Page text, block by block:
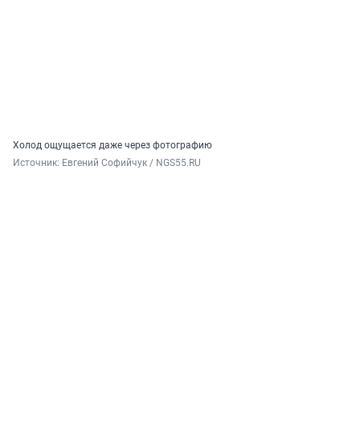
Холод ощущается даже через фотографию
Источник: Евгений Софийчук / NGS55.RU